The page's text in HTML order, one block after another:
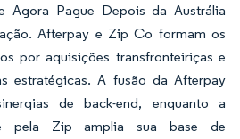
Agora Pague Depois da Austrália
Afterpay e Zip Co formam os
por aquisições transfronteiriças e
estratégicas. A fusão da Afterpay
de back-end, enquanto a
pela Zip amplia sua base de